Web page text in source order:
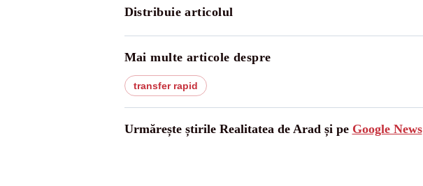
Distribuie articolul
Mai multe articole despre
transfer rapid
Urmărește știrile Realitatea de Arad și pe Google News